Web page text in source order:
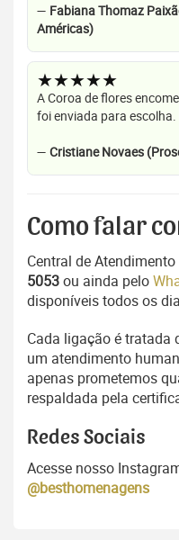
— Fabiana Thomaz
Américas)
★★★★★
A Coroa de flores
foi enviada para escolha.
— Cristiane Novaes
Como falar
Central de
5053ou ainda pelo
disponíveis todos os
Cada ligação é
um atendimento
apenas prometemos
respaldada pela
Redes Sociais
Acesse nosso
@besthomenagens